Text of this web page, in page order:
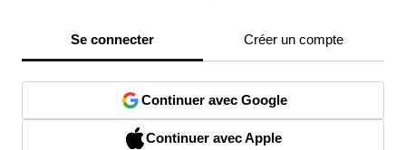
Se connecter Créer un compte
Continuer avec Google
Continuer avec Apple